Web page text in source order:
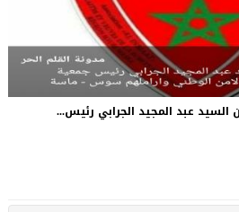
عبد المجيد الجرابي رئيس...